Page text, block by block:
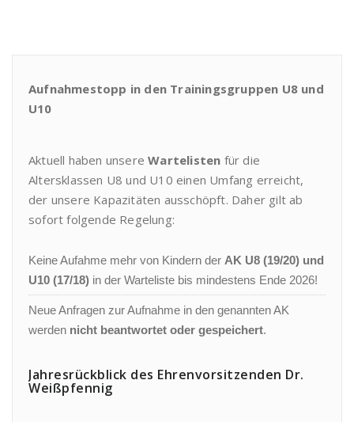
Aufnahmestopp in den Trainingsgruppen U8 und
U10
Aktuell haben unsereWartelisten für die
Altersklassen U8 und U10 einen Umfang erreicht,
der unsere Kapazitäten ausschöpft. Daher gilt ab
sofort folgende Regelung:
Keine Aufahme mehr von Kindern der AK U8 (19/20) und
U10 (17/18) in der Warteliste bis mindestens Ende 2026!
Neue Anfragen zur Aufnahme in den genannten AK
werden nicht beantwortet oder gespeichert.
Jahresrückblick des Ehrenvorsitzenden Dr.
Weißpfennig